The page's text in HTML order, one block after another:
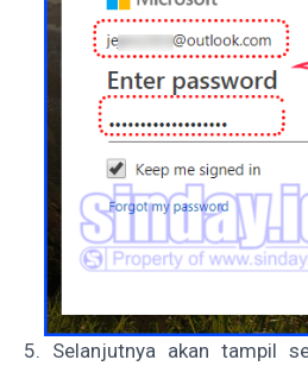
5. Selanjutnya akan tampil